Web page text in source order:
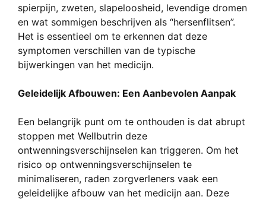
spierpijn, zweten, slapeloosheid, levendige dromen
en wat sommigen beschrijven als “hersenflitsen”.
Het is essentieel om te erkennen dat deze
symptomen verschillen van de typische
bijwerkingen van het medicijn.
Geleidelijk Afbouwen: Een Aanbevolen Aanpak
Een belangrijk punt om te onthouden is dat abrupt
stoppen met Wellbutrin deze
ontwenningsverschijnselen kan triggeren. Om het
risico op ontwenningsverschijnselen te
minimaliseren, raden zorgverleners vaak een
geleidelijke afbouw van het medicijn aan. Deze